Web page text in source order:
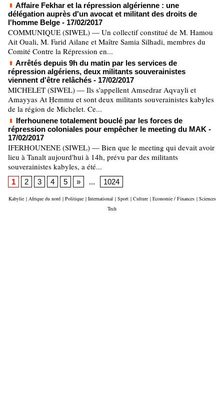
Affaire Fekhar et la répression algérienne : une
délégation auprès d'un avocat et militant des droits de
l'homme Belge - 17/02/2017
COMMUNIQUE (SIWEL) — Un collectif constitué de M. Hamou
Ait Ouali, M. Farid Ailane et Maître Samia Silhadi, membres du
Comité Contre la Répression en...
Arrêtés depuis 9h du matin par les services de
répression algériens, deux militants souverainistes
viennent d'être relâchés - 17/02/2017
MICHELET (SIWEL) — Ils s'appellent Amsedrar Aqvayli et
Amayyas At Ḥemmu et sont deux militants souverainistes kabyles
de la région de Michelet. Ce...
Iferhounene totalement bouclé par les forces de
répression coloniales pour empêcher le meeting du MAK -
17/02/2017
IFERHOUNENE (SIWEL) — Bien que le meeting qui devait avoir
lieu à Tanalt aujourd'hui à 14h, prévu par des militants
souverainistes kabyles, a été...
1 2 3 4 5 » ... 1024
Kabylie | Afrique du nord | Politique | International | Sport | Culture | Economie / Finances | Sciences
Tech